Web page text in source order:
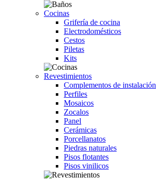
Cocinas
Grifería de cocina
Electrodomésticos
Cestos
Piletas
Kits
Revestimientos
Complementos de instalación
Perfiles
Mosaicos
Zocalos
Panel
Cerámicas
Porcellanatos
Piedras naturales
Pisos flotantes
Pisos vinilicos